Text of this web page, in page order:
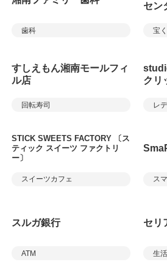
歯科
セン
宝
すしえもん湘南モールフィ
ル店
回転寿司
クリ
レ
STICK SWEETS FACTORY 〔ス
ティック スイーツ ファクトリ
ー〕
スイーツカフェ
スルガ銀行
ATM
セリ
生